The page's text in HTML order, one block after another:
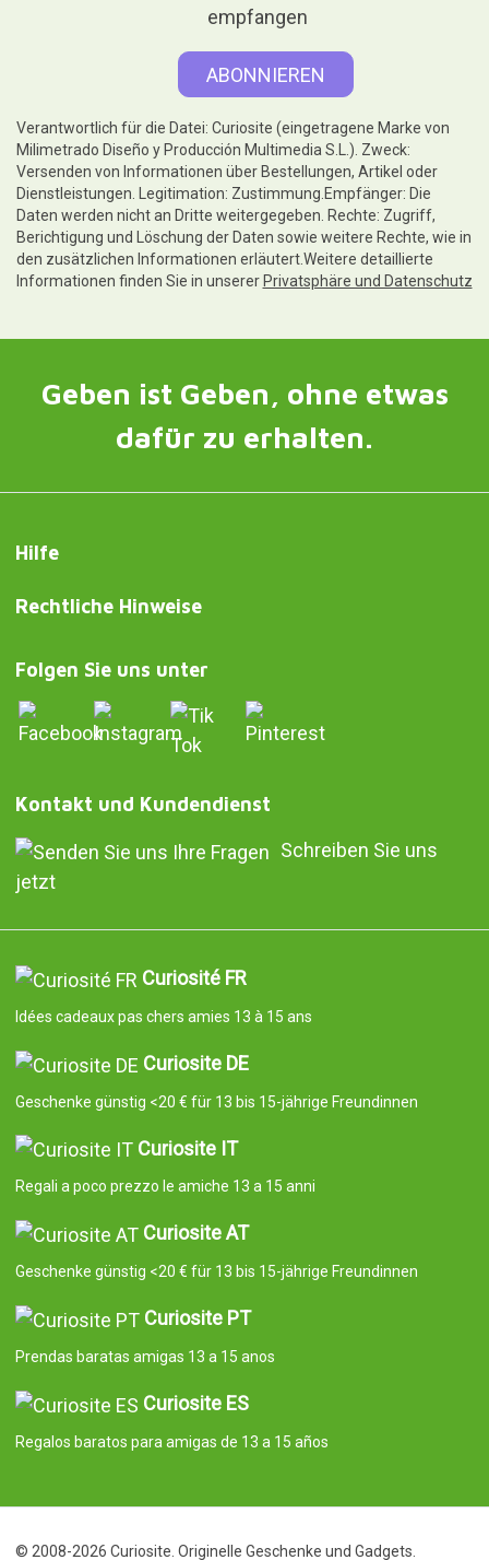
empfangen
Verantwortlich für die Datei: Curiosite (eingetragene Marke von
Milimetrado Diseño y Producción Multimedia S.L.). Zweck:
Versenden von Informationen über Bestellungen, Artikel oder
Dienstleistungen. Legitimation: Zustimmung.Empfänger: Die
Daten werden nicht an Dritte weitergegeben. Rechte: Zugriff,
Berichtigung und Löschung der Daten sowie weitere Rechte, wie in
den zusätzlichen Informationen erläutert.Weitere detaillierte
Informationen finden Sie in unserer Privatsphäre und Datenschutz
Geben ist Geben, ohne etwas
dafür zu erhalten.
Hilfe
Rechtliche Hinweise
Folgen Sie uns unter
Kontakt und Kundendienst
Schreiben Sie uns
jetzt
Curiosité FR
Idées cadeaux pas chers amies 13 à 15 ans
Curiosite DE
Geschenke günstig <20 € für 13 bis 15-jährige Freundinnen
Curiosite IT
Regali a poco prezzo le amiche 13 a 15 anni
Curiosite AT
Geschenke günstig <20 € für 13 bis 15-jährige Freundinnen
Curiosite PT
Prendas baratas amigas 13 a 15 anos
Curiosite ES
Regalos baratos para amigas de 13 a 15 años
© 2008-2026 Curiosite. Originelle Geschenke und Gadgets.